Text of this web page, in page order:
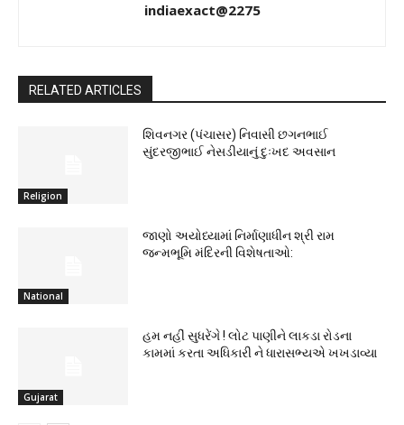
indiaexact@2275
RELATED ARTICLES
Religion
શિવનગર (પંચાસર) નિવાસી છગનભાઈ
સુંદરજીભાઈ નેસડીયાનું દુઃખદ અવસાન
National
જાણો અયોધ્યામાં નિર્માણાધીન શ્રી રામ
જન્મભૂમિ મંદિરની વિશેષતાઓ:
Gujarat
હમ નહીં સુધરેંગે ! લોટ પાણીને લાકડા રોડના
કામમાં કરતા અધિકારી ને ધારાસભ્યએ ખખડાવ્યા